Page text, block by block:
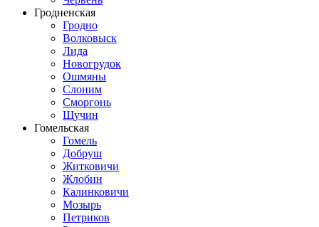
Гродненская
Гродно
Волковыск
Лида
Новогрудок
Ошмяны
Слоним
Сморгонь
Щучин
Гомельская
Гомель
Добруш
Житковичи
Жлобин
Калинковичи
Мозырь
Петриков